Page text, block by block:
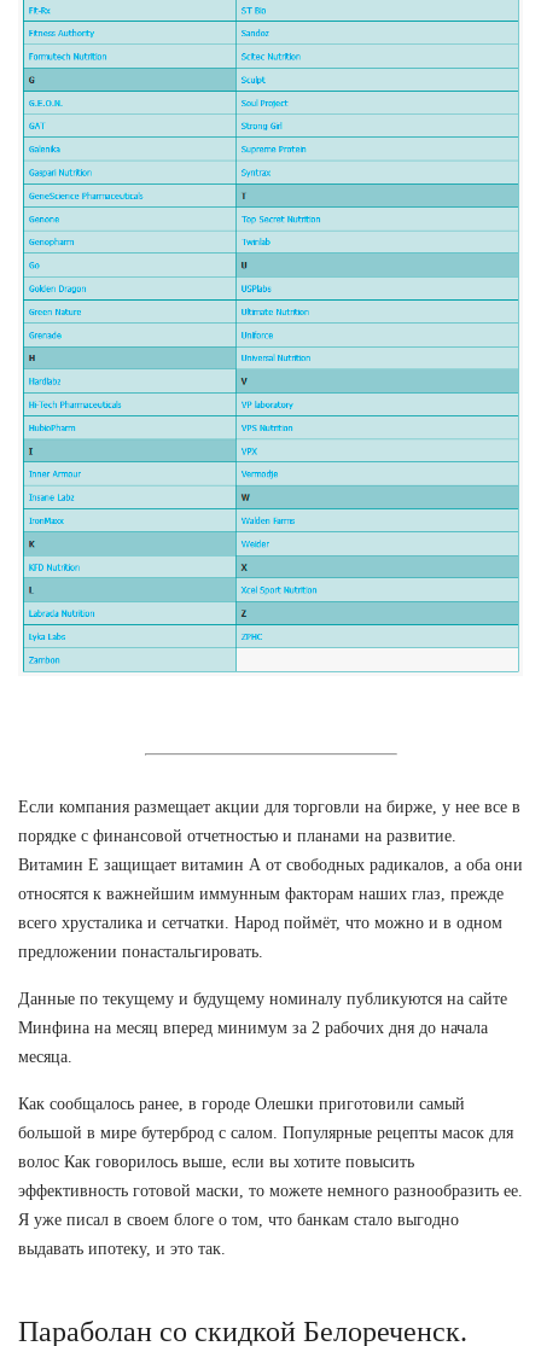
Если компания размещает акции для торговли на бирже, у нее все в
порядке с финансовой отчетностью и планами на развитие.
Витамин Е защищает витамин А от свободных радикалов, а оба они
относятся к важнейшим иммунным факторам наших глаз, прежде
всего хрусталика и сетчатки. Народ поймёт, что можно и в одном
предложении понастальгировать.
Данные по текущему и будущему номиналу публикуются на сайте
Минфина на месяц вперед минимум за 2 рабочих дня до начала
месяца.
Как сообщалось ранее, в городе Олешки приготовили самый
большой в мире бутерброд с салом. Популярные рецепты масок для
волос Как говорилось выше, если вы хотите повысить
эффективность готовой маски, то можете немного разнообразить ее.
Я уже писал в своем блоге о том, что банкам стало выгодно
выдавать ипотеку, и это так.
Параболан со скидкой Белореченск.